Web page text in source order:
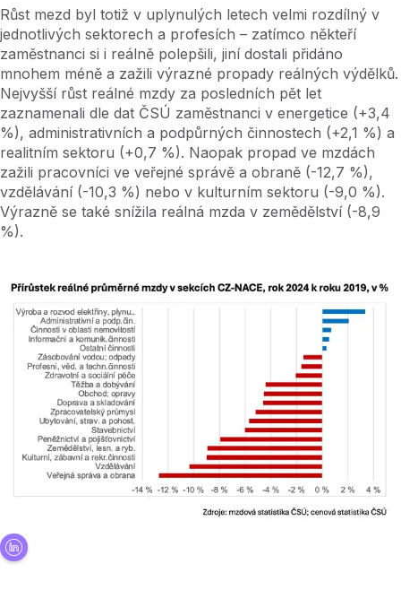
Růst mezd byl totiž v uplynulých letech velmi rozdílný v
jednotlivých sektorech a profesích – zatímco někteří
zaměstnanci si i reálně polepšili, jiní dostali přidáno
mnohem méně a zažili výrazné propady reálných výdělků.
Nejvyšší růst reálné mzdy za posledních pět let
zaznamenali dle dat ČSÚ zaměstnanci v energetice (+3,4
%), administrativních a podpůrných činnostech (+2,1 %) a
realitním sektoru (+0,7 %). Naopak propad ve mzdách
zažili pracovníci ve veřejné správě a obraně (-12,7 %),
vzdělávání (-10,3 %) nebo v kulturním sektoru (-9,0 %).
Výrazně se také snížila reálná mzda v zemědělství (-8,9
%).